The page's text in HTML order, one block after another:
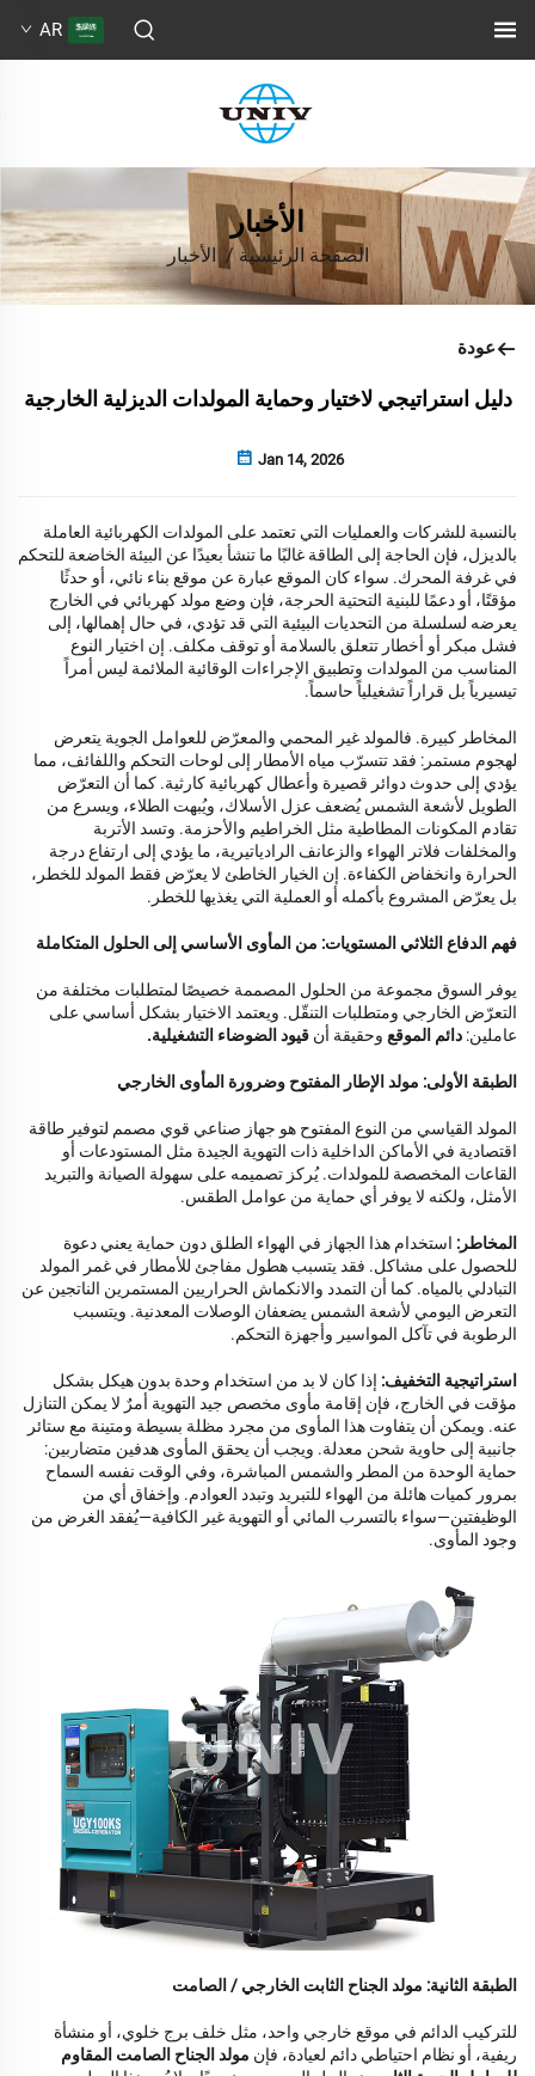
AR
الأخبار
الصفحة الرئيسية/ الأخبار
عودة
دليل استراتيجي لاختيار وحماية المولدات الديزلية الخارجية
Jan 14, 2026
بالنسبة للشركات والعمليات التي تعتمد على المولدات الكهربائية العاملة
بالديزل، فإن الحاجة إلى الطاقة غالبًا ما تنشأ بعيدًا عن البيئة الخاضعة للتحكم
في غرفة المحرك. سواء كان الموقع عبارة عن موقع بناء نائي، أو حدثًا
مؤقتًا، أو دعمًا للبنية التحتية الحرجة، فإن وضع مولد كهربائي في الخارج
يعرضه لسلسلة من التحديات البيئية التي قد تؤدي، في حال إهمالها، إلى
فشل مبكر أو أخطار تتعلق بالسلامة أو توقف مكلف. إن اختيار النوع
المناسب من المولدات وتطبيق الإجراءات الوقائية الملائمة ليس أمراً
تيسيرياً بل قراراً تشغيلياً حاسماً.
المخاطر كبيرة. فالمولد غير المحمي والمعرّض للعوامل الجوية يتعرض
لهجوم مستمر: فقد تتسرّب مياه الأمطار إلى لوحات التحكم واللفائف، مما
يؤدي إلى حدوث دوائر قصيرة وأعطال كهربائية كارثية. كما أن التعرّض
الطويل لأشعة الشمس يُضعف عزل الأسلاك، ويُبهت الطلاء، ويسرع من
تقادم المكونات المطاطية مثل الخراطيم والأحزمة. وتسد الأتربة
والمخلفات فلاتر الهواء والزعانف الرادياتيرية، ما يؤدي إلى ارتفاع درجة
الحرارة وانخفاض الكفاءة. إن الخيار الخاطئ لا يعرّض فقط المولد للخطر،
بل يعرّض المشروع بأكمله أو العملية التي يغذيها للخطر.
فهم الدفاع الثلاثي المستويات: من المأوى الأساسي إلى الحلول المتكاملة
يوفر السوق مجموعة من الحلول المصممة خصيصًا لمتطلبات مختلفة من
التعرّض الخارجي ومتطلبات التنقّل. ويعتمد الاختيار بشكل أساسي على
عاملين: دائم الموقع وحقيقة أن قيود الضوضاء التشغيلية.
الطبقة الأولى: مولد الإطار المفتوح وضرورة المأوى الخارجي
المولد القياسي من النوع المفتوح هو جهاز صناعي قوي مصمم لتوفير طاقة
اقتصادية في الأماكن الداخلية ذات التهوية الجيدة مثل المستودعات أو
القاعات المخصصة للمولدات. يُركز تصميمه على سهولة الصيانة والتبريد
الأمثل، ولكنه لا يوفر أي حماية من عوامل الطقس.
المخاطر: استخدام هذا الجهاز في الهواء الطلق دون حماية يعني دعوة
للحصول على مشاكل. فقد يتسبب هطول مفاجئ للأمطار في غمر المولد
التبادلي بالمياه. كما أن التمدد والانكماش الحراريين المستمرين الناتجين عن
التعرض اليومي لأشعة الشمس يضعفان الوصلات المعدنية. ويتسبب
الرطوبة في تآكل المواسير وأجهزة التحكم.
استراتيجية التخفيف: إذا كان لا بد من استخدام وحدة بدون هيكل بشكل
مؤقت في الخارج، فإن إقامة مأوى مخصص جيد التهوية أمرٌ لا يمكن التنازل
عنه. ويمكن أن يتفاوت هذا المأوى من مجرد مظلة بسيطة ومتينة مع ستائر
جانبية إلى حاوية شحن معدلة. ويجب أن يحقق المأوى هدفين متضاربين:
حماية الوحدة من المطر والشمس المباشرة، وفي الوقت نفسه السماح
بمرور كميات هائلة من الهواء للتبريد وتبدد العوادم. وإخفاق أي من
الوظيفتين—سواء بالتسرب المائي أو التهوية غير الكافية—يُفقد الغرض من
وجود المأوى.
الطبقة الثانية: مولد الجناح الثابت الخارجي / الصامت
للتركيب الدائم في موقع خارجي واحد، مثل خلف برج خلوي، أو منشأة
ريفية، أو نظام احتياطي دائم لعيادة، فإن مولد الجناح الصامت المقاوم